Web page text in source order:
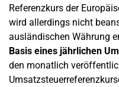
Referenzkurs der
wird allerdings nicht
ausländischen Währung
Basis eines jährlichen
den monatlich